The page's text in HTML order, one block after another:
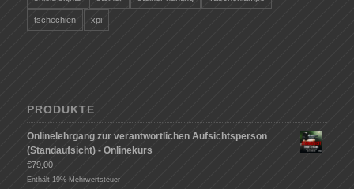
tschechien xpi
PRODUKTE
Onlinelehrgang zur verantwortlichen Aufsichtsperson
(Standaufsicht) - Onlinekurs
€79,00
Enthält 19% Mehrwertsteuer